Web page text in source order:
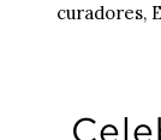
curadores,